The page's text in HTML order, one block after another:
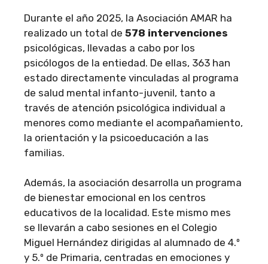
Durante el año 2025, la Asociación AMAR ha
realizado un total de 578 intervenciones
psicológicas, llevadas a cabo por los
psicólogos de la entiedad. De ellas, 363 han
estado directamente vinculadas al programa
de salud mental infanto-juvenil, tanto a
través de atención psicológica individual a
menores como mediante el acompañamiento,
la orientación y la psicoeducación a las
familias.
Además, la asociación desarrolla un programa
de bienestar emocional en los centros
educativos de la localidad. Este mismo mes
se llevarán a cabo sesiones en el Colegio
Miguel Hernández dirigidas al alumnado de 4.º
y 5.º de Primaria, centradas en emociones y